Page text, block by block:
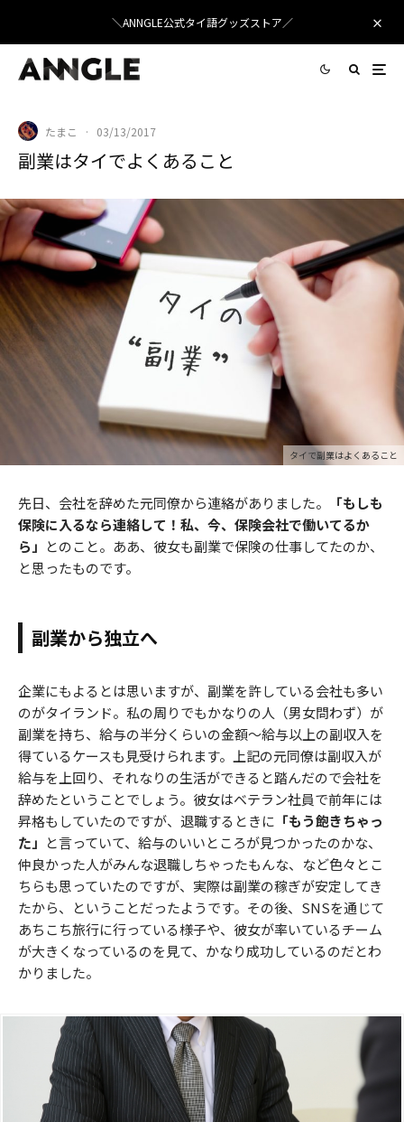
＼ANNGLE公式タイ語グッズストア／
たまこ · 03/13/2017
副業はタイでよくあること
タイで副業はよくあること
先日、会社を辞めた元同僚から連絡がありました。
「もしも
保険に入るなら連絡して！私、今、保険会社で働いてるか
ら」 とのこと。ああ、彼女も副業で保険の仕事してたのか、
と思ったものです。
副業から独立へ
企業にもよるとは思いますが、副業を許している会社も多い
のがタイランド。私の周りでもかなりの人（男女問わず）が
副業を持ち、給与の半分くらいの金額～給与以上の副収入を
得ているケースも見受けられます。上記の元同僚は副収入が
給与を上回り、それなりの生活ができると踏んだので会社を
辞めたということでしょう。彼女はベテラン社員で前年には
昇格もしていたのですが、退職するときに 「もう飽きちゃっ
た」 と言っていて、給与のいいところが見つかったのかな、
仲良かった人がみんな退職しちゃったもんな、など色々とこ
ちらも思っていたのですが、実際は副業の稼ぎが安定してき
たから、ということだったようです。その後、SNSを通じて
あちこち旅行に行っている様子や、彼女が率いているチーム
が大きくなっているのを見て、かなり成功しているのだとわ
かりました。